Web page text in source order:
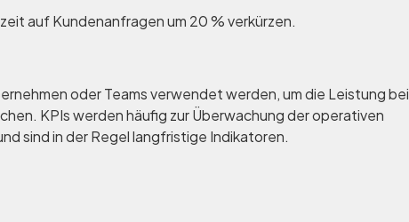
auf Kundenanfragen um 20 % verkürzen.
oder Teams verwendet werden, um die Leistung bei
KPIs werden häufig zur Überwachung der operativen
sind in der Regel langfristige Indikatoren.